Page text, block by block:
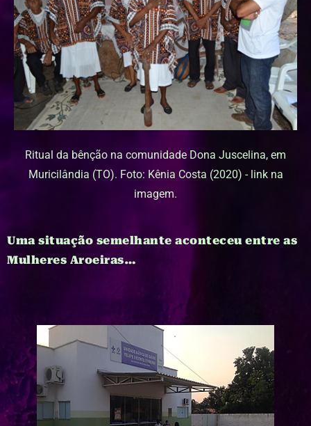
Ritual da bênção na comunidade Dona Juscelina, em
Muricilândia (TO). Foto: Kênia Costa (2020) - link na
imagem.
Uma situação semelhante aconteceu entre as
Mulheres Aroeiras…